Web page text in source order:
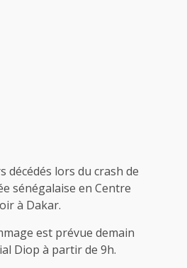
décédés lors du crash de
sénégalaise en Centre
à Dakar.
est prévue demain
Diop à partir de 9h.